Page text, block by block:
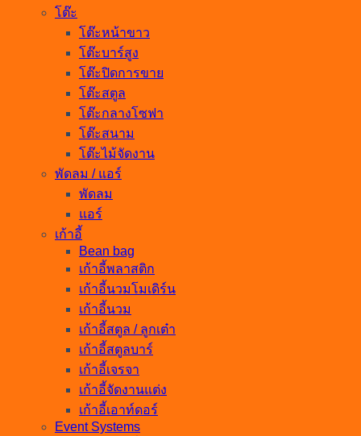
โต๊ะ
โต๊ะหน้าขาว
โต๊ะบาร์สูง
โต๊ะปิดการขาย
โต๊ะสตูล
โต๊ะกลางโซฟา
โต๊ะสนาม
โต๊ะไม้จัดงาน
พัดลม / แอร์
พัดลม
แอร์
เก้าอี้
Bean bag
เก้าอี้พลาสติก
เก้าอี้นวมโมเดิร์น
เก้าอี้นวม
เก้าอี้สตูล / ลูกเต๋า
เก้าอี้สตูลบาร์
เก้าอี้เจรจา
เก้าอี้จัดงานแต่ง
เก้าอี้เอาท์ดอร์
Event Systems